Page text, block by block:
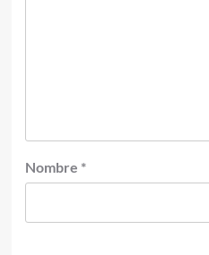
Nombre *